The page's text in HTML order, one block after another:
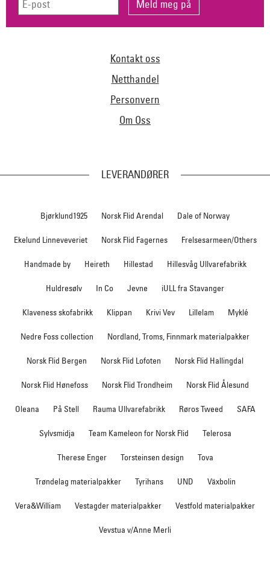
Kontakt oss
Netthandel
Personvern
Om Oss
LEVERANDØRER
Bjørklund1925 Norsk Flid Arendal Dale of Norway
Ekelund Linneveveriet Norsk Flid Fagernes Frelsesarmeen/Others
Handmade by Heireth Hillestad Hillesvåg Ullvarefabrikk
Huldresølv In Co Jevne iULL fra Stavanger
Klaveness skofabrikk Klippan Krivi Vev Lillelam Myklé
Nedre Foss collection Nordland, Troms, Finnmark materialpakker
Norsk Flid Bergen Norsk Flid Lofoten Norsk Flid Hallingdal
Norsk Flid Hønefoss Norsk Flid Trondheim Norsk Flid Ålesund
Oleana På Stell Rauma Ullvarefabrikk Røros Tweed SAFA
Sylvsmidja Team Kameleon for Norsk Flid Telerosa
Therese Enger Torsteinsen design Tova
Trøndelag materialpakker Tyrihans UND Växbolin
Vera&William Vestagder materialpakker Vestfold materialpakker
Vevstua v/Anne Merli